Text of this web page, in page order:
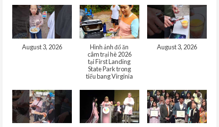
August 3, 2026
Hình ảnh đổ ăn
câm trại hè 2026
tại First Landing
State Park trong
tiểu bang Virginia
August 3, 2026